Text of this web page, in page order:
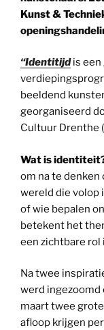
Kunst &
“Identitijdis een
beeldend
georganiseerd
Cultuur Drenthe
Wat is
om na te denken
wereld die volop
of wie bepalen
betekent het
een zichtbare rol
Na twee
werd ingezoomd
maart twee
afloop krijgen